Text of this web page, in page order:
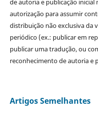
de autoria e publicação inicial
autorização para assumir
distribuição não exclusiva da
periódico (ex.: publicar em
publicar uma tradução, ou
reconhecimento de autoria e
Artigos Semelhantes